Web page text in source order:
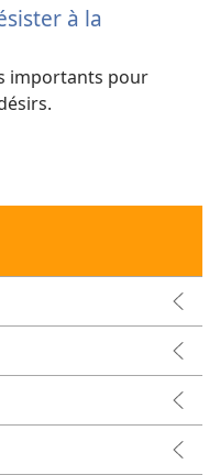
à la
importants pour